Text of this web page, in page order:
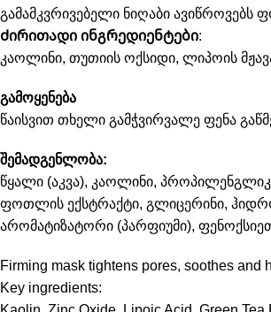
გამამკვრივებელი ნიღაბი ავიწროვებს
Ძირითადი ინგრედიენტები:
კაოლინი, თუთიის ოქსიდი, ლიპოის
გამოყენება
წაისვით თხელი გამჭვირვალე ფენა
შემადგენლობა:
წყალი (აკვა), კაოლინი,
ფოთლის ექსტრაქტი, გლიცერინი,
არომატიზატორი (პარფიუმი),
Firming mask tightens pores, soothes and
Key ingredients: